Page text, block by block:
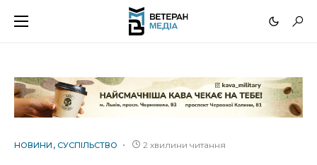
НОВИНИ СУСПІЛЬСТВО 2 хвилини читання